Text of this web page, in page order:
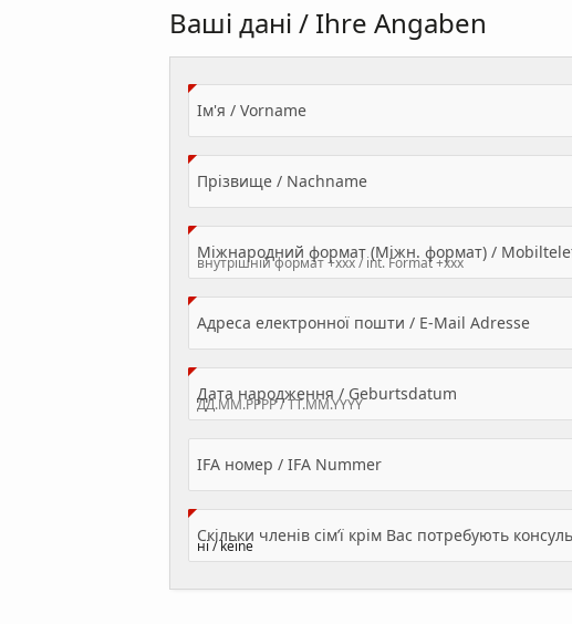
Ваші дані / Ihre Angaben
Ім'я / Vorname(Value Required)
Прізвище / Nachname(Value Required)
Міжнародний формат (Міжн. формат) /
Адреса електронної пошти / E-Mail Adresse
Дата народження / Geburtsdatum
IFA номер / IFA Nummer